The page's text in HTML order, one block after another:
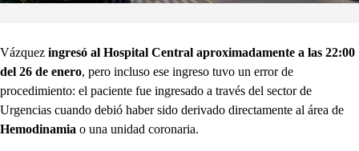
Vázquez ingresó al Hospital Central aproximadamente a las 22:00
del 26 de enero, pero incluso ese ingreso tuvo un error de
procedimiento: el paciente fue ingresado a través del sector de
Urgencias cuando debió haber sido derivado directamente al área de
Hemodinamia o una unidad coronaria.